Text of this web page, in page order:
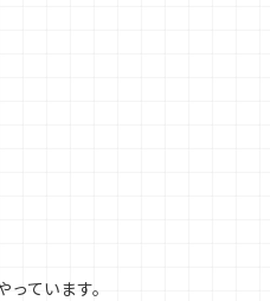
ています。